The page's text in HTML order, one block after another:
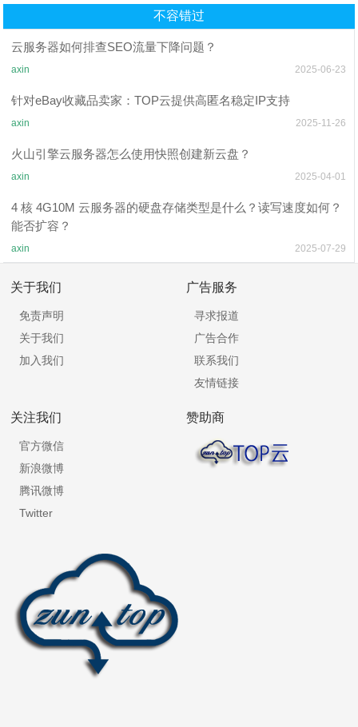
不容错过
云服务器如何排查SEO流量下降问题？
axin 2025-06-23
针对eBay收藏品卖家：TOP云提供高匿名稳定IP支持
axin 2025-11-26
火山引擎云服务器怎么使用快照创建新云盘？
axin 2025-04-01
4 核 4G10M 云服务器的硬盘存储类型是什么？读写速度如何？
能否扩容？​
axin 2025-07-29
关于我们
免责声明
关于我们
加入我们
广告服务
寻求报道
广告合作
联系我们
友情链接
关注我们
官方微信
新浪微博
腾讯微博
Twitter
赞助商